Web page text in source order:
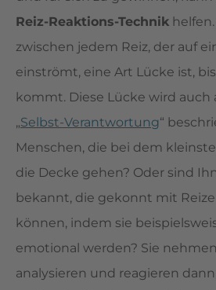
Reiz-Reaktions-Technik
zwischen jedem Reiz, der auf
einströmt, eine Art Lücke ist,
kommt. Diese Lücke wird auch
„Selbst-Verantwortung“
Menschen, die bei dem
die Decke gehen? Oder sind
bekannt, die gekonnt mit
können, indem sie
emotional werden? Sie
analysieren und reagieren